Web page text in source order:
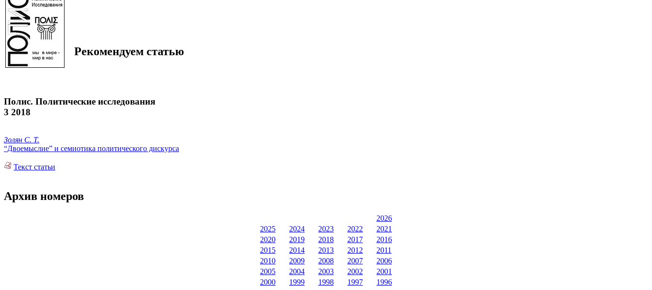
Рекомендуем статью
Полис. Политические исследования
3 2018
Золян С. Т.
“Двоемыслие” и cемиотика политического дискурса
Текст статьи
Архив номеров
2026
2025
2024 2023 2022
2021
2020
2019 2018 2017
2016
2015
2014 2013 2012
2011
2010
2009 2008 2007
2006
2005
2004 2003 2002
2001
2000
1999 1998 1997
1996